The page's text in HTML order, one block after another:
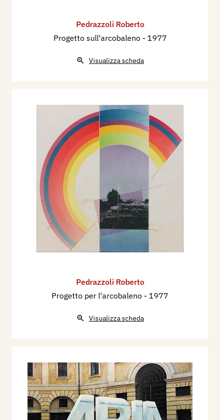
Pedrazzoli Roberto
Progetto sull'arcobaleno - 1977
Visualizza scheda
Pedrazzoli Roberto
Progetto per l'arcobaleno - 1977
Visualizza scheda